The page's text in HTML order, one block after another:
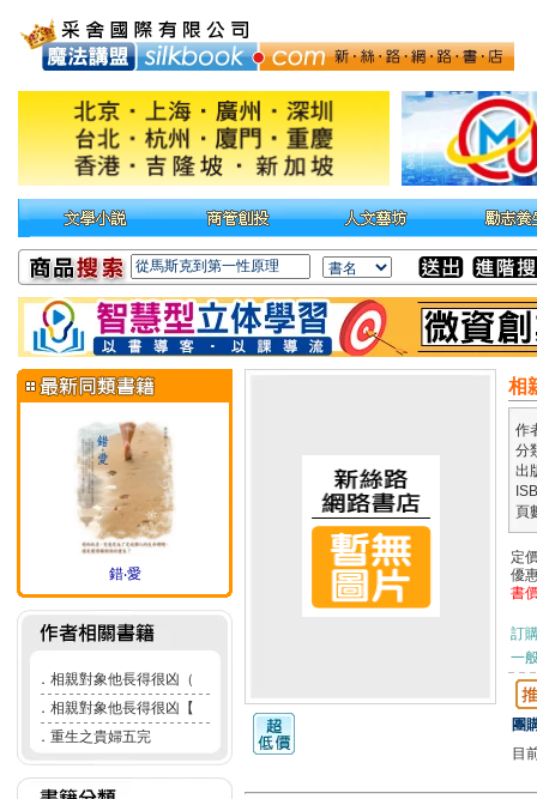
錯‧愛
． 相親對象他長得很凶（
． 相親對象他長得很凶【
． 重生之貴婦五完
相
作
分
出
頁
定
優
書
訂
一
團
目